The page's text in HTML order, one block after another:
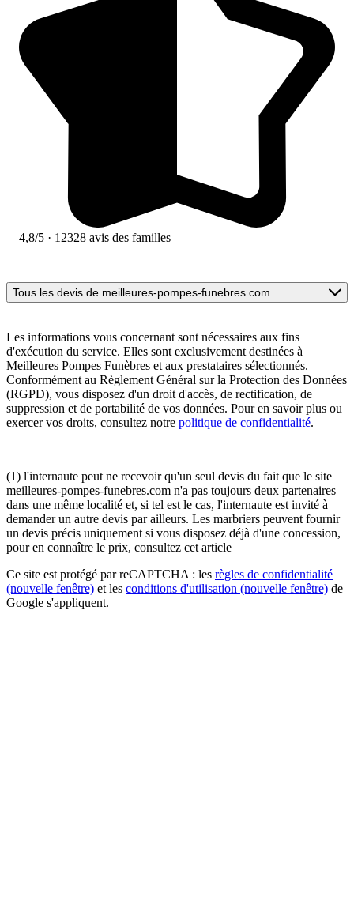
4,8/5 · 12328 avis des familles
Tous les devis de meilleures-pompes-funebres.com
Les informations vous concernant sont nécessaires aux fins
d'exécution du service. Elles sont exclusivement destinées à
Meilleures Pompes Funèbres et aux prestataires sélectionnés.
Conformément au Règlement Général sur la Protection des Données
(RGPD), vous disposez d'un droit d'accès, de rectification, de
suppression et de portabilité de vos données. Pour en savoir plus ou
exercer vos droits, consultez notre politique de confidentialité.
(1) l'internaute peut ne recevoir qu'un seul devis du fait que le site
meilleures-pompes-funebres.com n'a pas toujours deux partenaires
dans une même localité et, si tel est le cas, l'internaute est invité à
demander un autre devis par ailleurs. Les marbriers peuvent fournir
un devis précis uniquement si vous disposez déjà d'une concession,
pour en connaître le prix, consultez cet article
Ce site est protégé par reCAPTCHA : les règles de confidentialité
(nouvelle fenêtre) et les conditions d'utilisation (nouvelle fenêtre) de
Google s'appliquent.